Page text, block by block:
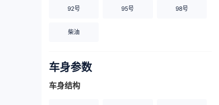
92号 95号 98号
柴油
车身参数
车身结构